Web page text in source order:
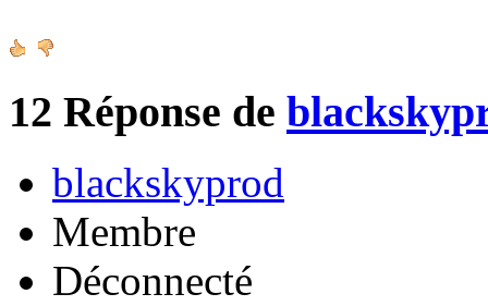
12 Réponse de
blackskyprod
Membre
Déconnecté